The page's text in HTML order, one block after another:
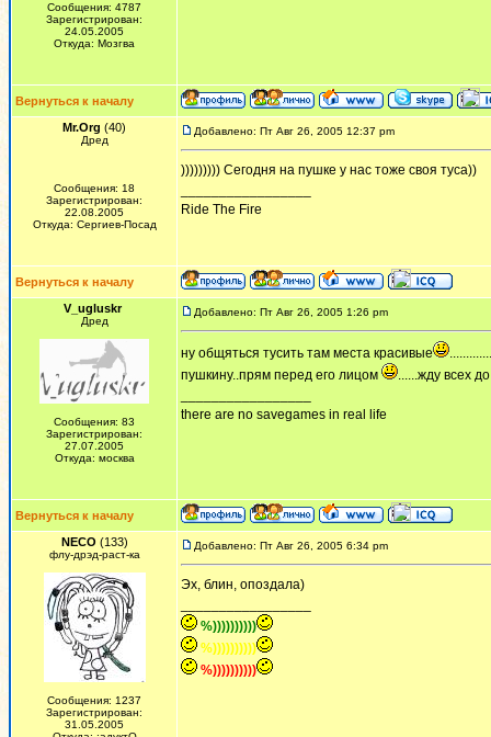
Сообщения: 4787
Зарегистрирован:
24.05.2005
Откуда: Мозгва
Вернуться к началу
Mr.Org (40)
Дред
Сообщения: 18
Зарегистрирован:
22.08.2005
Откуда: Сергиев-Посад
Добавлено: Пт Авг 26, 2005 12:37 pm
))))))))) Сегодня на пушке у нас тоже своя туса))
Ride The Fire
Вернуться к началу
V_ugluskr
Дред
Сообщения: 83
Зарегистрирован:
27.07.2005
Откуда: москва
Добавлено: Пт Авг 26, 2005 1:26 pm
ну общяться тусить там места красивые
пушкину..прям перед его лицом
......жду всех
there are no savegames in real life
Вернуться к началу
NECO (133)
флу-дрэд-раст-ка
Сообщения: 1237
Зарегистрирован:
31.05.2005
Добавлено: Пт Авг 26, 2005 6:34 pm
Эх, блин, опоздала)
%))))))))))
%))))))))))
%))))))))))